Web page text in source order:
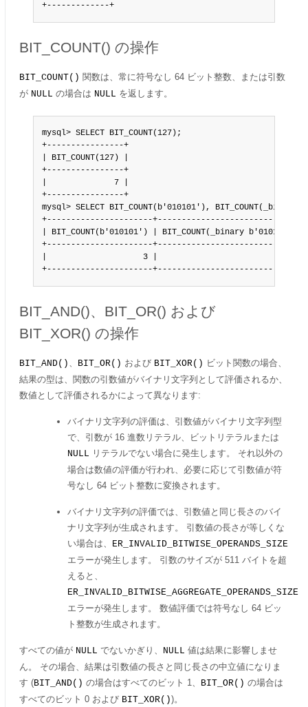
+-------------+
BIT_COUNT() の操作
BIT_COUNT() 関数は、常に符号なし 64 ビット整数、または引数
が NULL の場合は NULL を返します。
mysql> SELECT BIT_COUNT(127);
+----------------+
| BIT_COUNT(127) |
+----------------+
|              7 |
+----------------+
mysql> SELECT BIT_COUNT(b'010101'),
+----------------------+------------------------------+
| BIT_COUNT(b'010101') | BIT_COUNT(_binary b'010101') |
+----------------------+------------------------------+
|                    3 |                            3 |
+----------------------+------------------------------+
BIT_AND()、BIT_OR() および
BIT_XOR() の操作
BIT_AND() 、 BIT_OR() および BIT_XOR() ビット関数の場合、
結果の型は、関数の引数値がバイナリ文字列として評価されるか、
数値として評価されるかによって異なります:
バイナリ文字列の評価は、引数値がバイナリ文字列型
で、引数が 16 進数リテラル、ビットリテラルまたは
NULL リテラルでない場合に発生します。 それ以外の
場合は数値の評価が行われ、必要に応じて引数値が符
号なし 64 ビット整数に変換されます。
バイナリ文字列の評価では、引数値と同じ長さのバイ
ナリ文字列が生成されます。 引数値の長さが等しくな
い場合は、 ER_INVALID_BITWISE_OPERANDS_SIZE
エラーが発生します。 引数のサイズが 511 バイトを超
えると、
ER_INVALID_BITWISE_AGGREGATE_OPERANDS_SIZE
エラーが発生します。 数値評価では符号なし 64 ビッ
ト整数が生成されます。
すべての値が NULL でないかぎり、 NULL 値は結果に影響しませ
ん。 その場合、結果は引数値の長さと同じ長さの中立値になりま
す (BIT_AND() の場合はすべてのビット 1、 BIT_OR() の場合は
すべてのビット 0 および BIT_XOR())。